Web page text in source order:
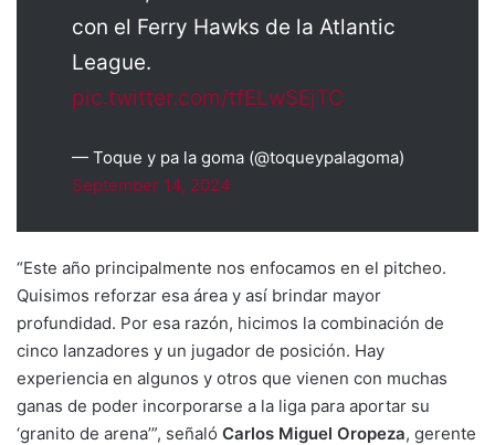
con el Ferry Hawks de la Atlantic
League.
pic.twitter.com/tfELwSEjTC
— Toque y pa la goma (@toqueypalagoma)
September 14, 2024
“Este año principalmente nos enfocamos en el pitcheo.
Quisimos reforzar esa área y así brindar mayor
profundidad. Por esa razón, hicimos la combinación de
cinco lanzadores y un jugador de posición. Hay
experiencia en algunos y otros que vienen con muchas
ganas de poder incorporarse a la liga para aportar su
‘granito de arena’”, señaló Carlos Miguel Oropeza, gerente